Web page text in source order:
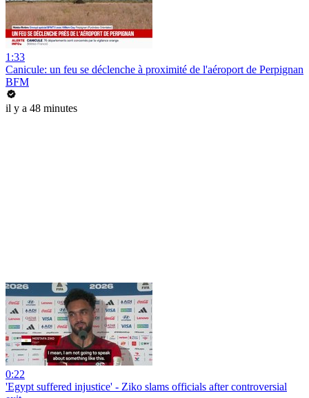
1:33
Canicule: un feu se déclenche à proximité de l'aéroport de Perpignan
BFM
il y a 48 minutes
0:22
'Egypt suffered injustice' - Ziko slams officials after controversial